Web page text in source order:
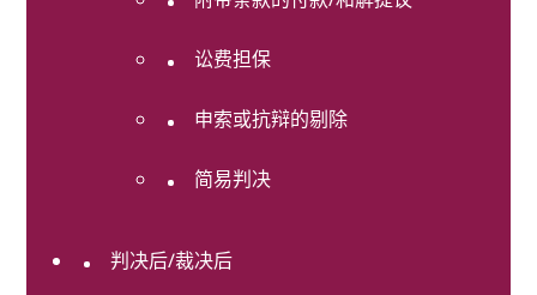
讼费担保
申索或抗辩的剔除
简易判决
判决后/裁决后
务
财
规
知
产
权